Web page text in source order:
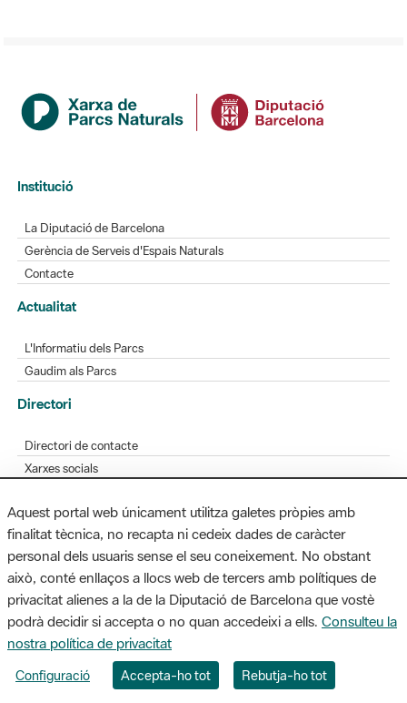
Institució
La Diputació de Barcelona
Gerència de Serveis d'Espais Naturals
Contacte
Actualitat
L'Informatiu dels Parcs
Gaudim als Parcs
Directori
Directori de contacte
Xarxes socials
Bústia de suggeriments
Opineu sobre els parcs
MAPA WEB AVÍS LEGAL ACCESSIBILITAT
Diputació de Barcelona. Edifici Llacuna, 1a planta. Badajoz, 49. 08005
Barcelona. Tel. 934 022 428 / xarxaparcs@diba.cat
Aquest portal web únicament utilitza galetes pròpies amb
finalitat tècnica, no recapta ni cedeix dades de caràcter
personal dels usuaris sense el seu coneixement. No obstant
això, conté enllaços a llocs web de tercers amb polítiques de
privacitat alienes a la de la Diputació de Barcelona que vostè
podrà decidir si accepta o no quan accedeixi a ells. Consulteu la
nostra política de privacitat
Configuració Accepta-ho tot Rebutja-ho tot